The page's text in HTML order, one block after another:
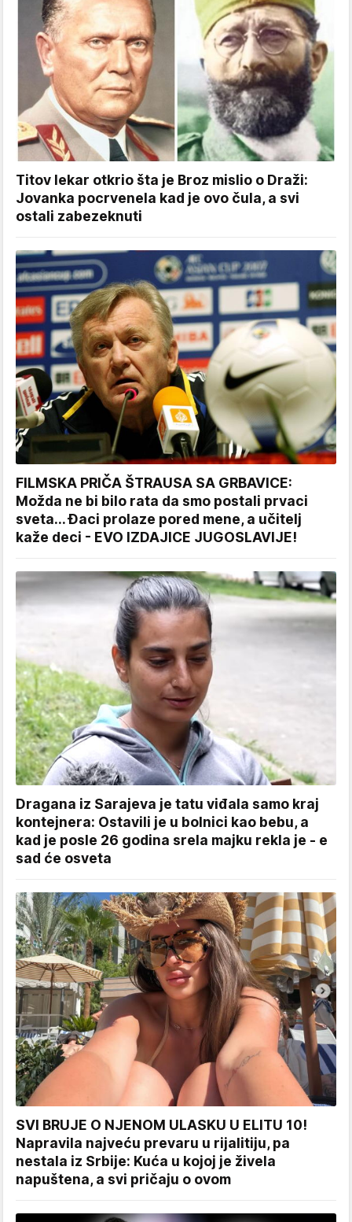
Titov lekar otkrio šta je Broz mislio o Draži:
Jovanka pocrvenela kad je ovo čula, a svi
ostali zabezeknuti
FILMSKA PRIČA ŠTRAUSA SA GRBAVICE:
Možda ne bi bilo rata da smo postali prvaci
sveta... Đaci prolaze pored mene, a učitelj
kaže deci - EVO IZDAJICE JUGOSLAVIJE!
Dragana iz Sarajeva je tatu viđala samo kraj
kontejnera: Ostavili je u bolnici kao bebu, a
kad je posle 26 godina srela majku rekla je - e
sad će osveta
SVI BRUJE O NJENOM ULASKU U ELITU 10!
Napravila najveću prevaru u rijalitiju, pa
nestala iz Srbije: Kuća u kojoj je živela
napuštena, a svi pričaju o ovom